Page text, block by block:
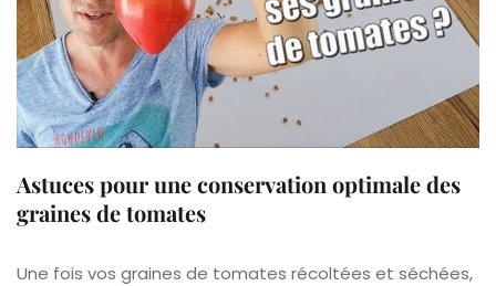
Astuces pour une conservation optimale des
graines de tomates
Une fois vos graines de tomates récoltées et séchées,